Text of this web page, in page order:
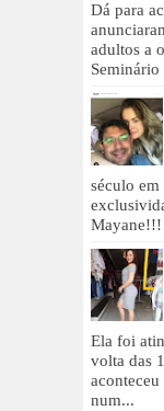
Dá para
adultos a
Seminário
século em
Ela foi
volta das
aconteceu
num...